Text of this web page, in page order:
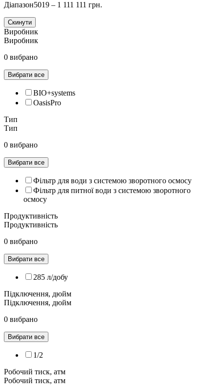
Діапазон5019 – 1 111 111 грн.
Скинути
Виробник
Виробник
0 вибрано
Вибрати все
BIO+systems
OasisPro
Тип
Тип
0 вибрано
Вибрати все
Фільтр для води з системою зворотного осмосу
Фільтр для питної води з системою зворотного
осмосу
Продуктивність
Продуктивність
0 вибрано
Вибрати все
285 л/добу
Підключення, дюйм
Підключення, дюйм
0 вибрано
Вибрати все
1/2
Робочий тиск, атм
Робочий тиск, атм